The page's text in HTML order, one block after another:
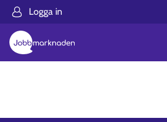
Logga in